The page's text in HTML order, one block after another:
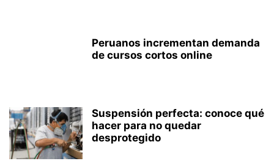
Peruanos incrementan demanda
de cursos cortos online
Suspensión perfecta: conoce qué
hacer para no quedar
desprotegido